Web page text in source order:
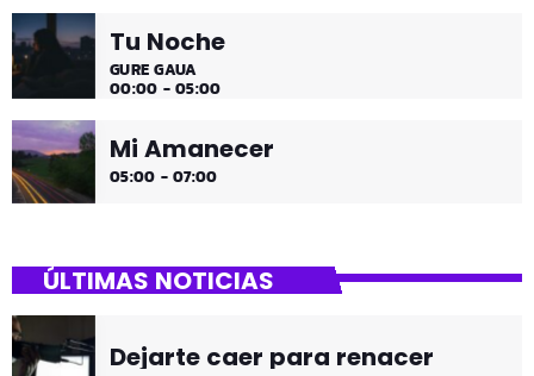
Tu Noche
GURE GAUA
00:00 - 05:00
Mi Amanecer
05:00 - 07:00
ÚLTIMAS NOTICIAS
Dejarte caer para renacer